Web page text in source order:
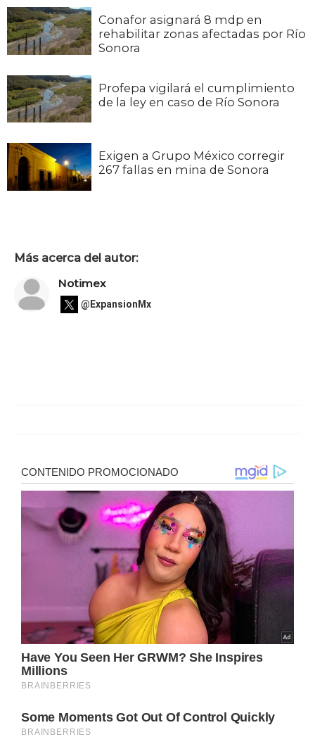
Conafor asignará 8 mdp en
rehabilitar zonas afectadas por Río
Sonora
Profepa vigilará el cumplimiento
de la ley en caso de Río Sonora
Exigen a Grupo México corregir
267 fallas en mina de Sonora
Más acerca del autor:
Notimex
@ExpansionMx